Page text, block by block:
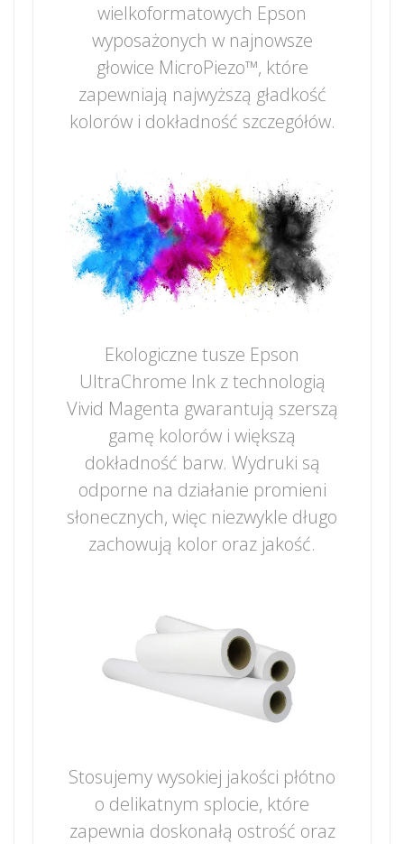
wielkoformatowych Epson
wyposażonych w najnowsze
głowice MicroPiezo™, które
zapewniają najwyższą gładkość
kolorów i dokładność szczegółów.
Ekologiczne tusze Epson
UltraChrome Ink z technologią
Vivid Magenta gwarantują szerszą
gamę kolorów i większą
dokładność barw. Wydruki są
odporne na działanie promieni
słonecznych, więc niezwykle długo
zachowują kolor oraz jakość.
Stosujemy wysokiej jakości płótno
o delikatnym splocie, które
zapewnia doskonałą ostrość oraz